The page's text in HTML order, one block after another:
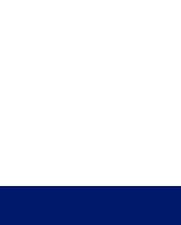
にならないかもしれない